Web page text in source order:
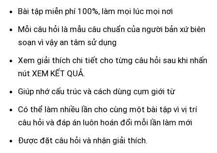
Bài tập miễn phí 100%, làm mọi lúc mọi nơi
Mỗi câu hỏi là mẫu câu chuẩn của người bản xứ biên
soạn vì vậy an tâm sử dụng
Xem giải thích chi tiết cho từng câu hỏi sau khi nhấn
nút XEM KẾT QUẢ.
Giúp nhớ cấu trúc và cách dùng cụm giới từ
Có thể làm nhiều lần cho cùng một bài tập vì vị trí
câu hỏi và đáp án luôn hoán đổi mỗi lần làm mới
Được đặt câu hỏi và nhận giải thích.